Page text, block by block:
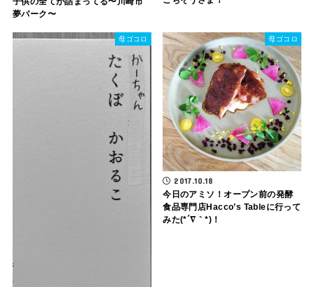
夢パーク〜
母ゴコロ 母ゴコロ
2017.10.18
今日のアミソ！オープン前の発酵
食品専門店Hacco’s Tableに行って
みた(*´∇｀*)！